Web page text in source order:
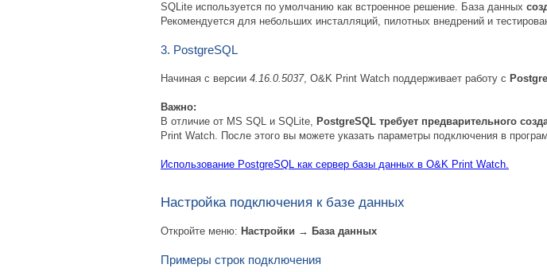
SQLite используется по умолчанию как встроенное решение. База данных
Рекомендуется для небольших инсталляций, пилотных внедрений и
3. PostgreSQL
Начиная с версии 4.16.0.5037, O&K Print Watch поддерживает работу с
Важно:
В отличие от MS SQL и SQLite, PostgreSQL требует предварительного
Print Watch. После этого вы можете указать параметры подключения в
Использование PostgreSQL как сервер базы данных в O&K Print Watch.
Настройка подключения к базе данных
Откройте меню: Настройки → База данных
Примеры строк подключения